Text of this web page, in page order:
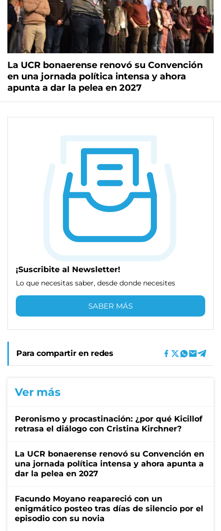
La UCR bonaerense renovó su Convención
en una jornada política intensa y ahora
apunta a dar la pelea en 2027
¡Suscribite al Newsletter!
Lo que necesitas saber, desde donde necesites
SABER MÁS
Para compartir en redes
Ver más
Peronismo y procastinación: ¿por qué Kicillof
retrasa el diálogo con Cristina Kirchner?
La UCR bonaerense renovó su Convención en
una jornada política intensa y ahora apunta a
dar la pelea en 2027
Facundo Moyano reapareció con un
enigmático posteo tras días de silencio por el
episodio con su novia